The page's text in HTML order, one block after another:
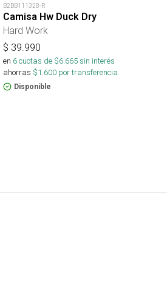
B2BB111328-R
Camisa Hw Duck Dry
Hard Work
$ 39.990
en 6cuotas de $6.665sin interés
ahorras $1.600por transferencia.
Disponible